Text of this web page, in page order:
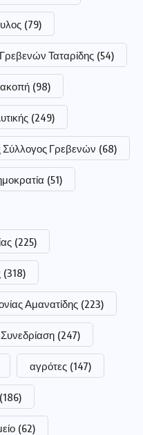
(79)
Ταταρίδης (54)
(98)
(249)
Σύλλογος Γρεβενών (68)
(51)
(225)
(318)
Αμανατίδης (223)
Συνεδρίαση (247)
αγρότες (147)
(186)
(62)